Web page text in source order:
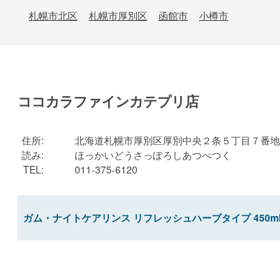
札幌市北区 札幌市厚別区 函館市 小樽市
ココカラファインカテプリ店
住所:
北海道札幌市厚別区厚別中央２条５丁目７番
読み:
ほっかいどうさっぽろしあつべつく
TEL: 011-375-6120
ガム・ナイトケアリンス リフレッシュハーブタイプ